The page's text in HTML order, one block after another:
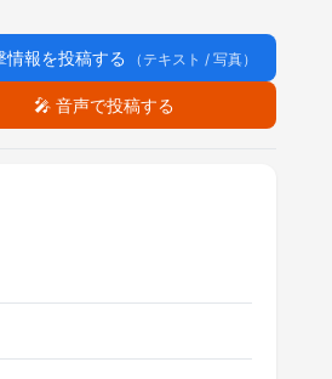
情報を投稿する （テキスト / 写真）
🎤 音声で投稿する